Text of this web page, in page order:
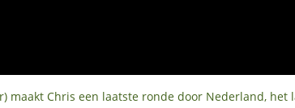
maakt Chris een laatste ronde door Nederland, het